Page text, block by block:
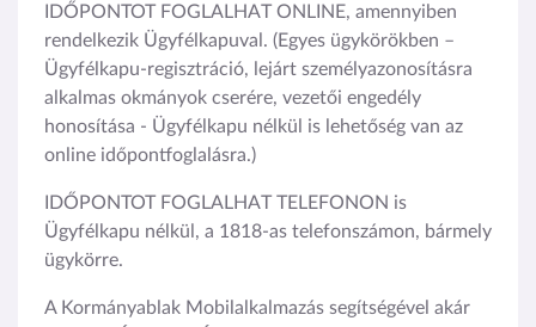
IDŐPONTOT FOGLALHAT ONLINE, amennyiben
rendelkezik Ügyfélkapuval. (Egyes ügykörökben –
Ügyfélkapu-regisztráció, lejárt személyazonosításra
alkalmas okmányok cserére, vezetői engedély
honosítása - Ügyfélkapu nélkül is lehetőség van az
online időpontfoglalásra.)
IDŐPONTOT FOGLALHAT TELEFONON is
Ügyfélkapu nélkül, a 1818-as telefonszámon, bármely
ügykörre.
A Kormányablak Mobilalkalmazás segítségével akár